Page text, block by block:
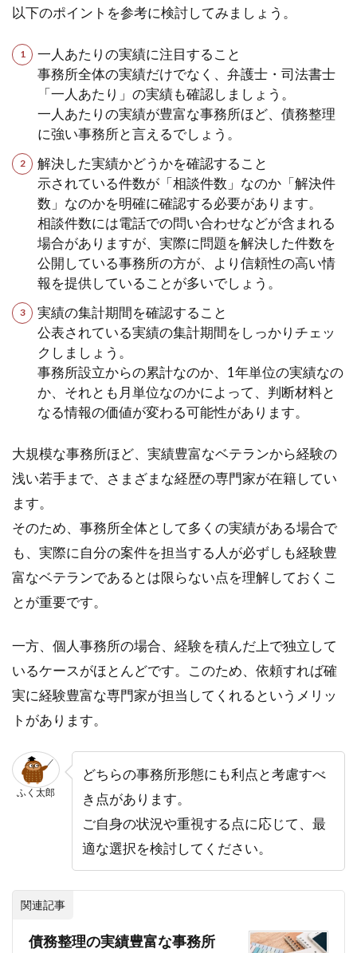
以下のポイントを参考に検討してみましょう。
一人あたりの実績に注目すること
事務所全体の実績だけでなく、弁護士・司法書士
「一人あたり」の実績も確認しましょう。
一人あたりの実績が豊富な事務所ほど、債務整理
に強い事務所と言えるでしょう。
解決した実績かどうかを確認すること
示されている件数が「相談件数」なのか「解決件
数」なのかを明確に確認する必要があります。
相談件数には電話での問い合わせなどが含まれる
場合がありますが、実際に問題を解決した件数を
公開している事務所の方が、より信頼性の高い情
報を提供していることが多いでしょう。
実績の集計期間を確認すること
公表されている実績の集計期間をしっかりチェッ
クしましょう。
事務所設立からの累計なのか、1年単位の実績なの
か、それとも月単位なのかによって、判断材料と
なる情報の価値が変わる可能性があります。
大規模な事務所ほど、実績豊富なベテランから経験の
浅い若手まで、さまざまな経歴の専門家が在籍してい
ます。
そのため、事務所全体として多くの実績がある場合で
も、実際に自分の案件を担当する人が必ずしも経験豊
富なベテランであるとは限らない点を理解しておくこ
とが重要です。
一方、個人事務所の場合、経験を積んだ上で独立して
いるケースがほとんどです。このため、依頼すれば確
実に経験豊富な専門家が担当してくれるというメリッ
トがあります。
ふく太郎
どちらの事務所形態にも利点と考慮すべ
き点があります。
ご自身の状況や重視する点に応じて、最
適な選択を検討してください。
関連記事
債務整理の実績豊富な事務所